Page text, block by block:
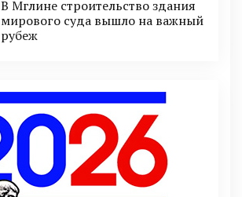
В Мглине строительство здания
мирового суда вышло на важный
рубеж